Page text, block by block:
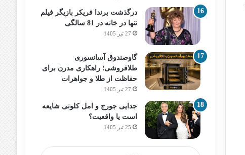
درگذشت برندا فریکر بازیگر فیلم
تنها در خانه در 81 سالگی
27 تیر 1405
گاوصندوق آسانسوری
طلافروشی؛ راهکاری مدرن برای
حفاظت از طلا و جواهرات
27 تیر 1405
جدایی جورج و امل کلونی شایعه
است یا واقعیت؟
25 تیر 1405